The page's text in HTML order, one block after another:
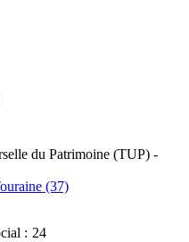
du Patrimoine (TUP) -
(37)
: 24